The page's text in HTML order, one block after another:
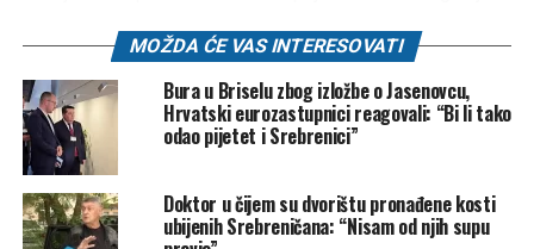
jednom danu. Ovaj zločin je bio uvertira u genocid u
Srebrenici. Podsjećanje na sve zločine koji su počinjeni
nad Bošnjacima mora biti konstantno. Mi Bišćani i Krajišnici
koju želimo miran život u BiH”, rekao je Goretić.
MOŽDA ĆE VAS INTERESOVATI
Bura u Briselu zbog izložbe o Jasenovcu,
Hrvatski eurozastupnici reagovali: “Bi li tako
odao pijetet i Srebrenici”
Doktor u čijem su dvorištu pronađene kosti
ubijenih Srebreničana: “Nisam od njih supu